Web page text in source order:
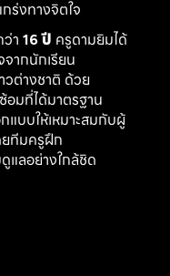
ร่งทางจิตใจ
ว่า 16 ปี ครูดามยิมได้
จากนักเรียน
วต่างชาติ ด้วย
อมที่ได้มาตรฐาน
แบบให้เหมาะสมกับผู้
ยทีมครูฝึก
แลอย่างใกล้ชิด